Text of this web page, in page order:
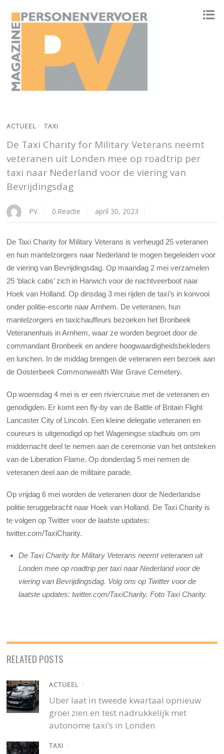
ACTUEEL / TAXI
De Taxi Charity for Military Veterans neemt
veteranen uit Londen mee op roadtrip per
taxi naar Nederland voor de viering van
Bevrijdingsdag
PV 0 Reactie april 30, 2023
De Taxi Charity for Military Veterans is verheugd 25 veteranen
en hun mantelzorgers naar Nederland te mogen begeleiden voor
de viering van Bevrijdingsdag. Op maandag 2 mei verzamelen
25 ‘black cabs’ zich in Harwich voor de nachtveerboot naar
Hoek van Holland. Op dinsdag 3 mei rijden de taxi’s in konvooi
onder politie-escorte naar Arnhem. De veteranen, hun
mantelzorgers en taxichauffeurs bezoeken het Bronbeek
Veteranenhuis in Arnhem, waar ze worden begroet door de
commandant Bronbeek en andere hoogwaardigheidsbekleders
en lunchen. In de middag brengen de veteranen een bezoek aan
de Oosterbeek Commonwealth War Grave Cemetery.
Op woensdag 4 mei is er een riviercruise met de veteranen en
genodigden. Er komt een fly-by van de Battle of Britain Flight
Lancaster City of Lincoln. Een kleine delegatie veteranen en
coureurs is uitgenodigd op het Wageningse stadhuis om om
middernacht deel te nemen aan de ceremonie van het ontsteken
van de Liberation Flame. Op donderdag 5 mei nemen de
veteranen deel aan de militaire parade.
Op vrijdag 6 mei worden de veteranen door de Nederlandse
politie teruggebracht naar Hoek van Holland. De Taxi Charity is
te volgen op Twitter voor de laatste updates:
twitter.com/TaxiCharity.
De Taxi Charity for Military Veterans neemt veteranen uit
Londen mee op roadtrip per taxi naar Nederland voor de
viering van Bevrijdingsdag. Volg ons op Twitter voor de
laatste updates: twitter.com/TaxiCharity. Foto Taxi Charity.
RELATED POSTS
ACTUEEL /
Uber laat in tweede kwartaal opnieuw
groei zien en test nadrukkelijk met
autonome taxi’s in Londen
TAXI /